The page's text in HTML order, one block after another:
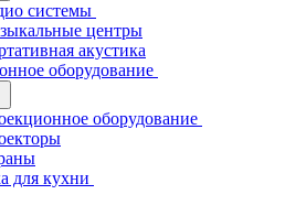
системы
центры
акустика
оборудование
оборудование
для кухни